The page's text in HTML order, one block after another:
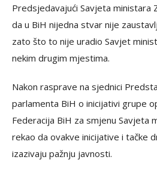
Predsjedavajući Savjeta ministara
da u BiH nijedna stvar nije
zato što to nije uradio Savjet
nekim drugim mjestima.
Nakon rasprave na sjednici
parlamenta BiH o inicijativi grupe
Federacija BiH za smjenu Savjeta
rekao da ovakve inicijative i tačke
izazivaju pažnju javnosti.